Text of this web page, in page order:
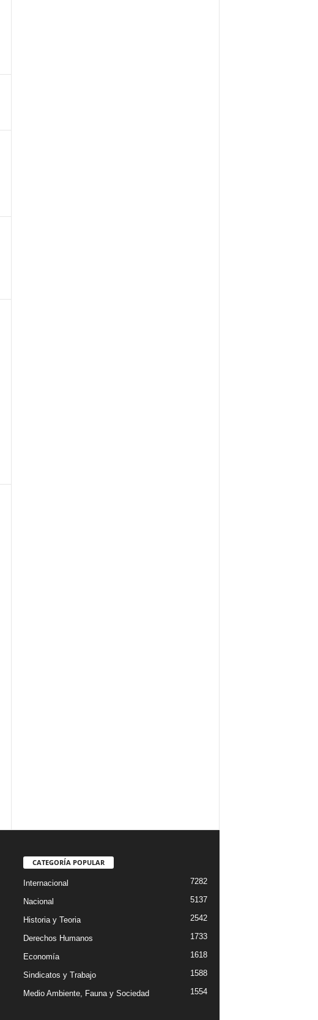
CATEGORÍA POPULAR
Internacional 7282
Nacional 5137
Historia y Teoria 2542
Derechos Humanos 1733
Economía 1618
Sindicatos y Trabajo 1588
Medio Ambiente, Fauna y Sociedad 1554